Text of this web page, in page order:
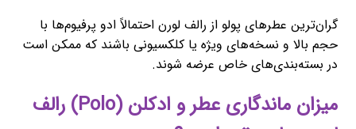
گران‌ترین عطرهای پولو از رالف لورن احتمالاً ادو پرفیوم‌ها با
حجم بالا و نسخه‌های ویژه یا کلکسیونی باشند که ممکن است
در بسته‌بندی‌های خاص عرضه شوند.
میزان ماندگاری عطر و ادکلن (Polo) رالف